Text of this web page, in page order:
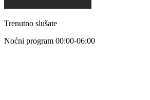
Trenutno slušate
Noćni program 00:00-06:00